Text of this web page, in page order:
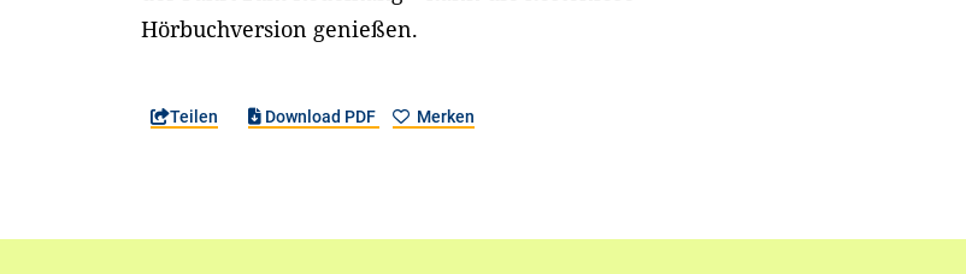
Hörbuchversion genießen.
Teilen Download PDF Merken